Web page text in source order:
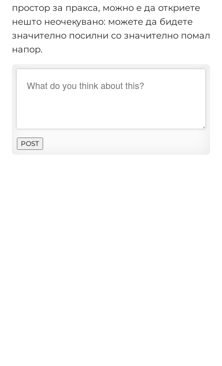
простор за пракса, можно е да откриете
нешто неочекувано: можете да бидете
значително посилни со значително помал
напор.
POST